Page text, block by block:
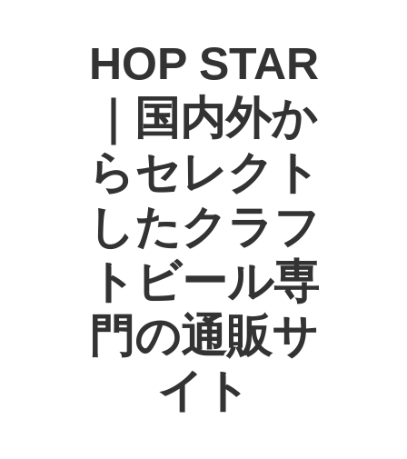
HOP STAR
｜国内外か
らセレクト
したクラフ
トビール専
門の通販サ
イト